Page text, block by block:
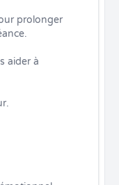
prolonger
aider à